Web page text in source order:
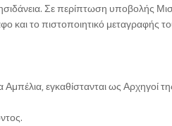
Σε περίπτωση υποβολής
και το πιστοποιητικό μεταγραφής
εγκαθίστανται ως Αρχηγοί